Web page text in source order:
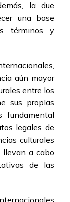
la due
una base
términos y
aún mayor
entre los
sus propias
fundamental
legales de
culturales
llevan a cabo
de las